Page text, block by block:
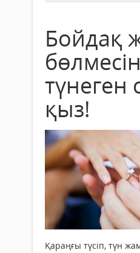
Бойдақ
түнеген
қыз!
Қараңғы түсіп, түн